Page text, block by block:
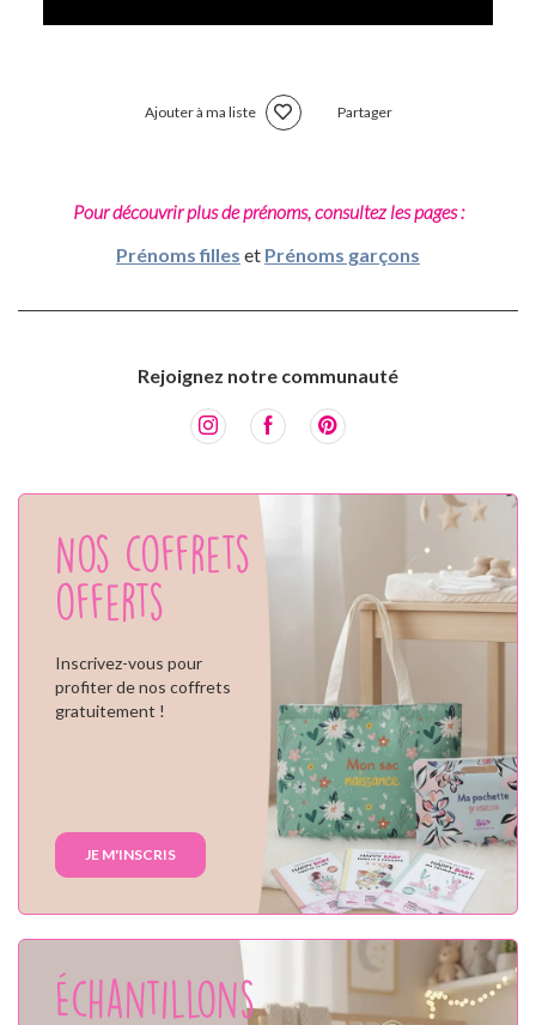
Ajouter à ma liste Partager
Pour découvrir plus de prénoms, consultez les pages :
Prénoms filles et Prénoms garçons
Rejoignez notre communauté
Nos coffrets
offerts
Inscrivez-vous pour
profiter de nos coffrets
gratuitement !
JE M'INSCRIS
Échantillons